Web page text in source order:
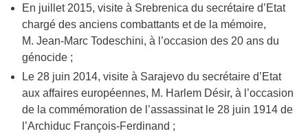
En juillet 2015, visite à Srebrenica du secrétaire d’Etat
chargé des anciens combattants et de la mémoire,
M. Jean-Marc Todeschini, à l’occasion des 20 ans du
génocide ;
Le 28 juin 2014, visite à Sarajevo du secrétaire d’Etat
aux affaires européennes, M. Harlem Désir, à l’occasion
de la commémoration de l’assassinat le 28 juin 1914 de
l’Archiduc François-Ferdinand ;